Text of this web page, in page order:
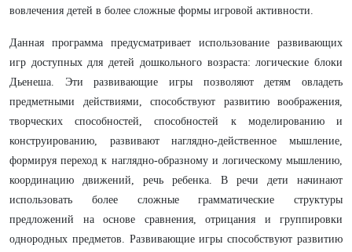
вовлечения детей в более сложные формы игровой активности.
Данная программа предусматривает использование развивающих
игр доступных для детей дошкольного возраста: логические блоки
Дьенеша. Эти развивающие игры позволяют детям овладеть
предметными действиями, способствуют развитию воображения,
творческих способностей, способностей к моделированию и
конструированию, развивают наглядно-действенное мышление,
формируя переход к наглядно-образному и логическому мышлению,
координацию движений, речь ребенка. В речи дети начинают
использовать более сложные грамматические структуры
предложений на основе сравнения, отрицания и группировки
однородных предметов. Развивающие игры способствуют развитию